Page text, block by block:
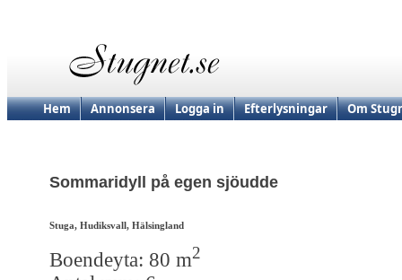
Hem Annonsera Logga in Efterlysningar Om
Sommaridyll på egen sjöudde
Stuga, Hudiksvall, Hälsingland
Boendeyta: 80 m2